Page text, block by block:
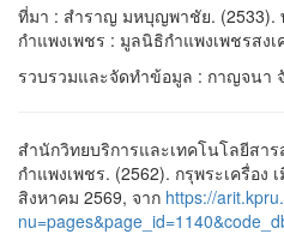
ที่มา : สำราญ มหบุญพาชัย. (2533).
กำแพงเพชร : มูลนิธิกำแพงเพชรสงเ
รวบรวมและจัดทำข้อมูล : กาญจนา
สำนักวิทยบริการและเทคโนโลยีสา
กำแพงเพชร. (2562). กรุพระเครื่อง
สิงหาคม 2569, จาก https://